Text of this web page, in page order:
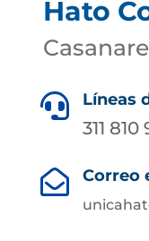
Hato
Casanare
 Líneas
311 810
 Correo